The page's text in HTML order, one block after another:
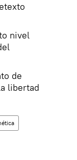
nivel
de
libertad